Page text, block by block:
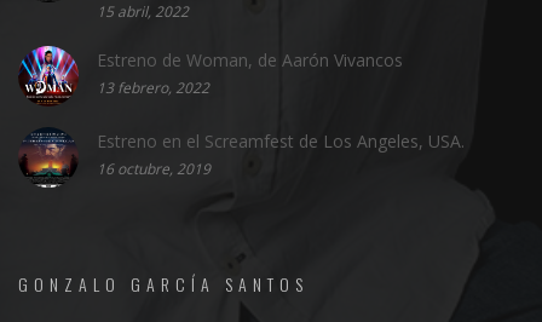
15 abril, 2022
Estreno de Woman, de Aarón Vivancos
13 febrero, 2022
Estreno en el Screamfest de Los Angeles, USA.
16 octubre, 2019
GONZALO GARCÍA SANTOS